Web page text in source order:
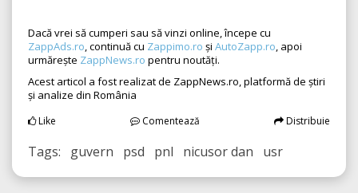
Dacă vrei să cumperi sau să vinzi online, începe cu
ZappAds.ro, continuă cu Zappimo.ro și AutoZapp.ro, apoi
urmărește ZappNews.ro pentru noutăți.
Acest articol a fost realizat de ZappNews.ro, platformă de știri
și analize din România
Like Comentează Distribuie
Tags: guvern psd pnl nicusor dan usr